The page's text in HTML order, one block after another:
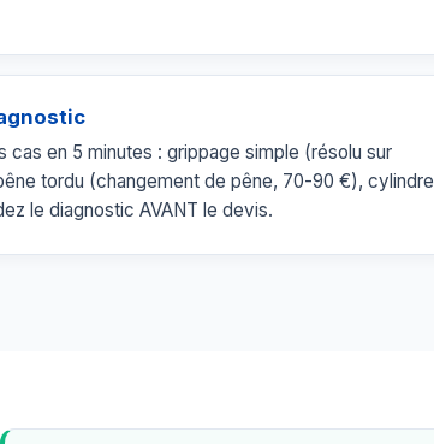
en 5 minutes : grippage simple (résolu sur
tordu (changement de pêne, 70-90 €), cylindre
le diagnostic AVANT le devis.